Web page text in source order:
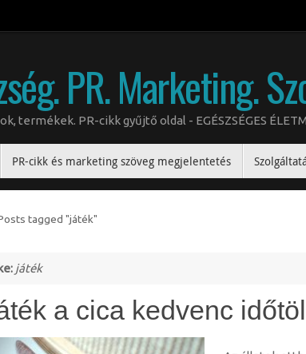
PR. Marketing.
termékek. PR-cikk gyűjtő oldal - EGÉSZSÉGES
PR-cikk és marketing szöveg megjelentetés
tagged "játék"
játék
a cica kedvenc